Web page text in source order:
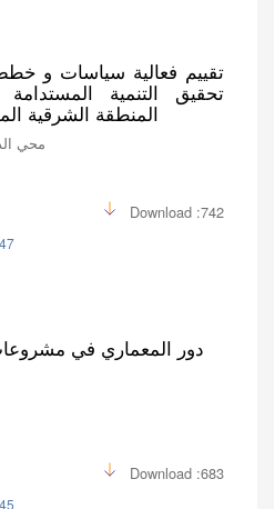
تقييم فعالية سياسات و
تحقيق التنمية
المنطقة الشرقية
محي
Download :742
دور المعماري في
Download :683